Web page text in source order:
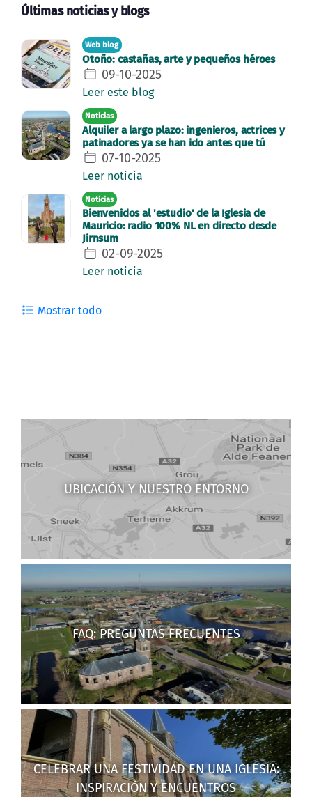
Últimas noticias y blogs
Web blog
Otoño: castañas, arte y pequeños héroes
09-10-2025
Leer este blog
Noticias
Alquiler a largo plazo: ingenieros, actrices y
patinadores ya se han ido antes que tú
07-10-2025
Leer noticia
Noticias
Bienvenidos al 'estudio' de la Iglesia de
Mauricio: radio 100% NL en directo desde
Jirnsum
02-09-2025
Leer noticia
Mostrar todo
UBICACIÓN Y NUESTRO ENTORNO
CELEBRAR UNA FESTIVIDAD EN UNA IGLESIA:
INSPIRACIÓN Y ENCUENTROS
FAQ: PREGUNTAS FRECUENTES